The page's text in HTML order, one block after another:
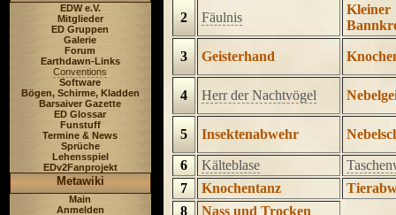
EDW e.V.
Mitglieder
ED Gruppen
Galerie
Forum
Earthdawn-Links
Conventions
Software
Bögen, Schirme, Kladden
Barsaiver Gazette
ED Glossar
Funstuff
Termine & News
Sprüche
Lehensspiel
EDv2Fanprojekt
Metawiki
Main
Anmelden
2 Fäulnis
Kleiner
3 Geisterhand
4 Herr der Nachtvögel
5 Insektenabwehr
6 Kälteblase
7
Knochentanz
8
Nass und Trocken